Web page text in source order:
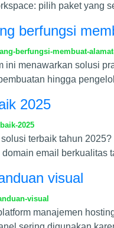
pilih paket yang
berfungsi
berfungsi-membuat-
menawarkan solusi
hingga
2025
2025
terbaik tahun
email berkualitas
visual
visual
manajemen